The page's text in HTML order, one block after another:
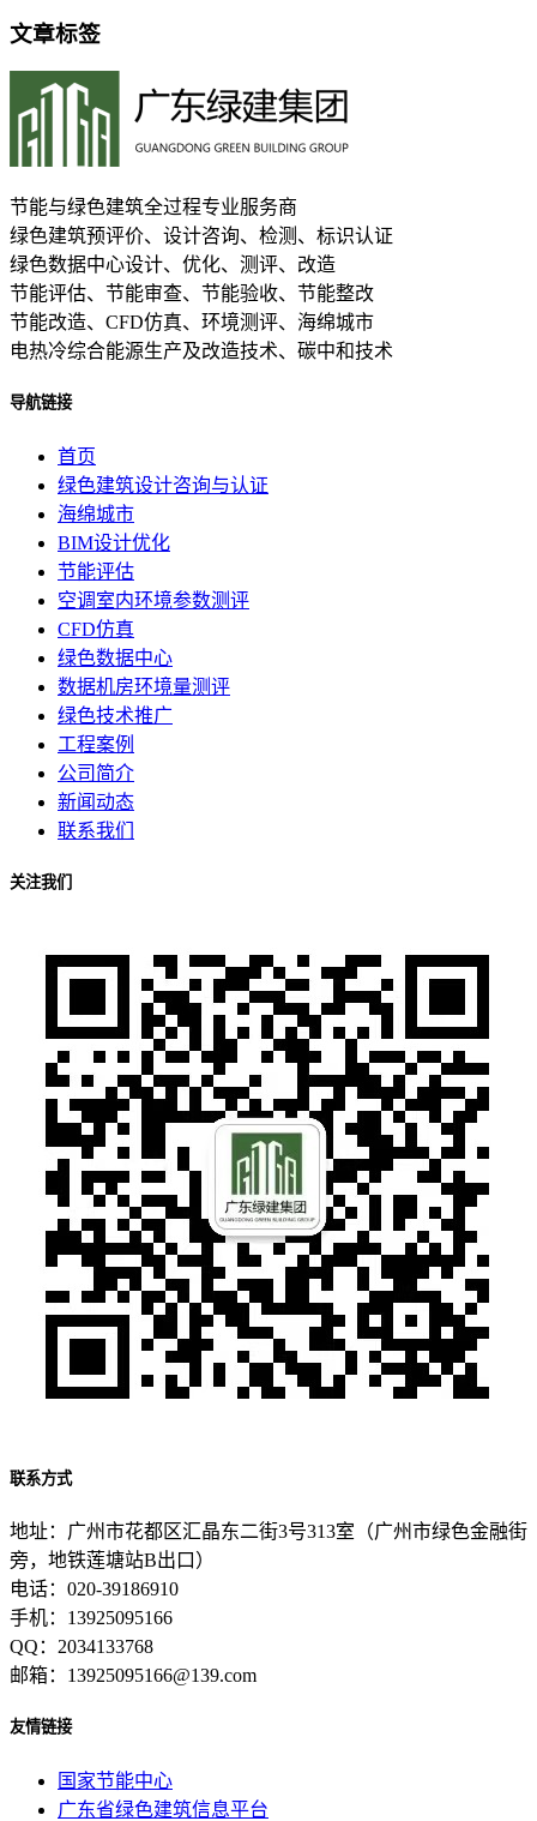
文章标签
节能与绿色建筑全过程专业服务商
绿色建筑预评价、设计咨询、检测、标识认证
绿色数据中心设计、优化、测评、改造
节能评估、节能审查、节能验收、节能整改
节能改造、CFD仿真、环境测评、海绵城市
电热冷综合能源生产及改造技术、碳中和技术
导航链接
首页
绿色建筑设计咨询与认证
海绵城市
BIM设计优化
节能评估
空调室内环境参数测评
CFD仿真
绿色数据中心
数据机房环境量测评
绿色技术推广
工程案例
公司简介
新闻动态
联系我们
关注我们
联系方式
地址：广州市花都区汇晶东二街3号313室（广州市绿色金融街
旁，地铁莲塘站B出口）
电话：020-39186910
手机：13925095166
QQ：2034133768
邮箱：13925095166@139.com
友情链接
国家节能中心
广东省绿色建筑信息平台